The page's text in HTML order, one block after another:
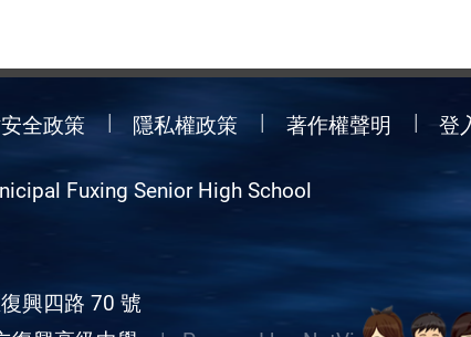
全政策 隱私權政策 著作權聲明 登
Fuxing Senior High School
興四路 70 號